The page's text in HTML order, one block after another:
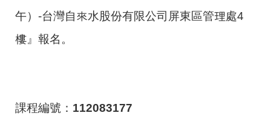
午）-台灣自來水股份有限公司屏東區管理處4
樓』報名。
課程編號： 112083177